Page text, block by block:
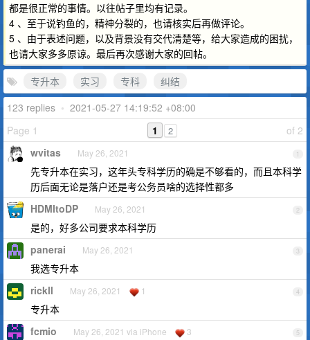
都是很正常的事情。以往帖子里均有记录。
4 、至于说钓鱼的，精神分裂的，也请核实后再做评论。
5 、由于表述问题，以及背景没有交代清楚等，给大家造成的困扰，
也请大家多多原谅。最后再次感谢大家的回帖。
专升本
实习 专科
纠结
123 replies • 2021-05-27 14:19:52 +08:00
Page 1
of 2
1 2
1
wvitas May 26, 2021
先专升本在实习，这年头专科学历的确是不够看的，而且本科学
历后面无论是落户还是考公务员啥的选择性都多
2
HDMItoDP May 26, 2021
是的，好多公司要求本科学历
3
panerai May 26, 2021
我选专升本
4
rickll May 26, 2021 1
专升本
5
fcmio May 26, 2021 via iPhone 3